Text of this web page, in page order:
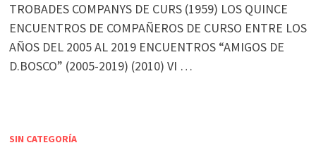
TROBADES COMPANYS DE CURS (1959) LOS QUINCE
ENCUENTROS DE COMPAÑEROS DE CURSO ENTRE LOS
AÑOS DEL 2005 AL 2019 ENCUENTROS “AMIGOS DE
D.BOSCO” (2005-2019) (2010) VI …
SIN CATEGORÍA